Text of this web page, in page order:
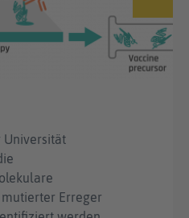
Universität
Erreger